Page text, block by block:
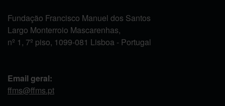
Fundação Francisco Manuel dos Santos
Largo Monterroio Mascarenhas,
nº 1, 7º piso, 1099-081 Lisboa - Portugal
Email geral:
ffms@ffms.pt